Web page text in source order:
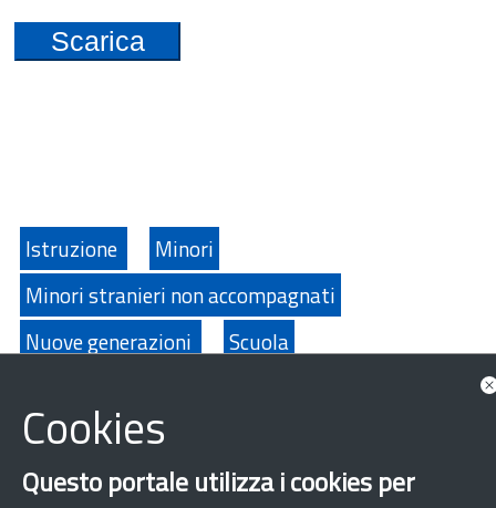
Scarica
Istruzione
Minori
Minori stranieri non accompagnati
Nuove generazioni
Scuola
Approfondimenti
Cookies
Questo portale utilizza i cookies per